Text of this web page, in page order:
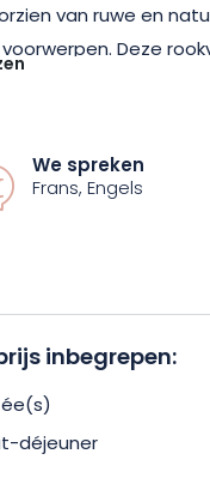
van ruwe en
Deze
van een
een oppervlakte
een
doet denken aan de
word je hartelijk
zullen doen om je
zullen ze je met
We spreken
Frans, Engels
inbegrepen:
déjeuner